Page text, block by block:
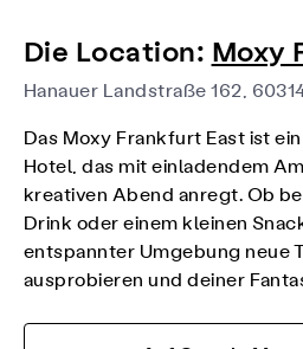
Die Location: Moxy
Hanauer Landstraße 162,
Das Moxy Frankfurt East ist
Hotel, das mit einladendem
kreativen Abend anregt. Ob
Drink oder einem kleinen
entspannter Umgebung neue
ausprobieren und deiner